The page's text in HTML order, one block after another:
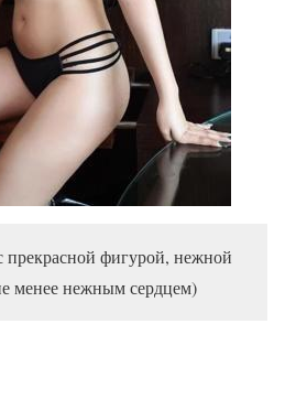
прекрасной фигурой, нежной
менее нежным сердцем)